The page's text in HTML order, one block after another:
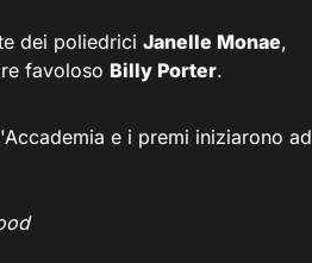
dei poliedrici Janelle Monae,
favoloso Billy Porter.
e i premi iniziarono ad